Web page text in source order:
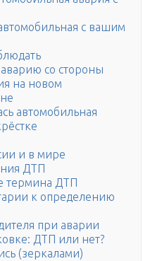
с вашим
со стороны
на новом
автомобильная
и в мире
ДТП
термина ДТП
к определению
при аварии
ДТП или нет?
(зеркалами)